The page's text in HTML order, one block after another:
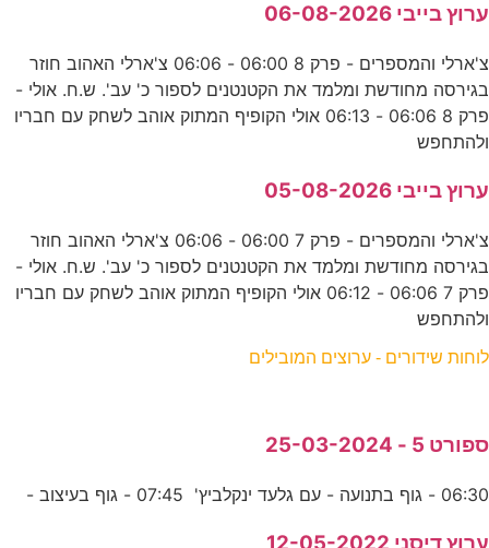
ערוץ בייבי 06-08-2026
צ'ארלי והמספרים - פרק 8 06:00 - 06:06 צ'ארלי האהוב חוזר
בגירסה מחודשת ומלמד את הקטנטנים לספור כ' עב'. ש.ח. אולי -
פרק 8 06:06 - 06:13 אולי הקופיף המתוק אוהב לשחק עם חבריו
ולהתחפש
ערוץ בייבי 05-08-2026
צ'ארלי והמספרים - פרק 7 06:00 - 06:06 צ'ארלי האהוב חוזר
בגירסה מחודשת ומלמד את הקטנטנים לספור כ' עב'. ש.ח. אולי -
פרק 7 06:06 - 06:12 אולי הקופיף המתוק אוהב לשחק עם חבריו
ולהתחפש
לוחות שידורים - ערוצים המובילים
ספורט 5 - 25-03-2024
06:30 - גוף בתנועה - עם גלעד ינקלביץ' 07:45 - גוף בעיצוב -
ערוץ דיסני 12-05-2022